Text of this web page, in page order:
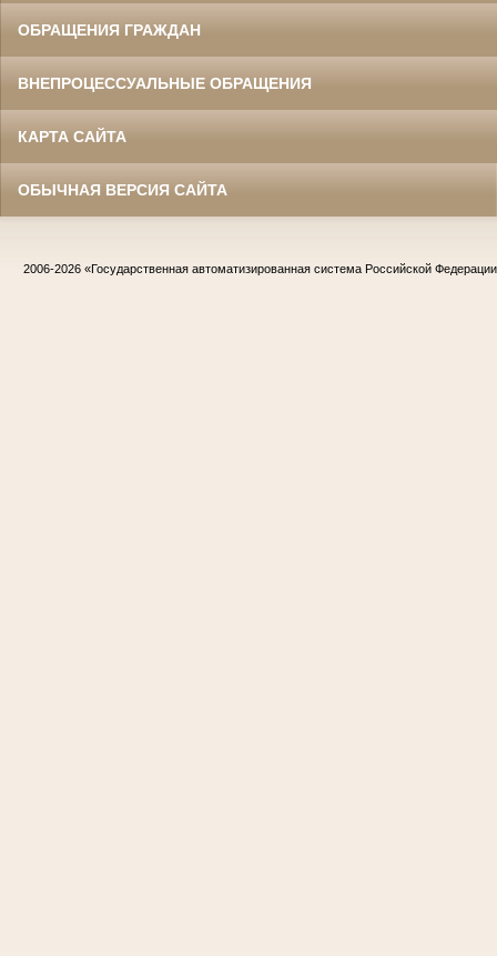
ОБРАЩЕНИЯ ГРАЖДАН
ВНЕПРОЦЕССУАЛЬНЫЕ ОБРАЩЕНИЯ
КАРТА САЙТА
ОБЫЧНАЯ ВЕРСИЯ САЙТА
2006-2026 «Государственная автоматизированная система Российской